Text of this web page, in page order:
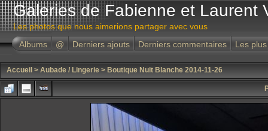
Galeries de Fabienne et Laurent
Les photos que nous aimerions partager avec vous
Albums
@ Derniers ajouts Derniers commentaires Les
Accueil > Aubade / Lingerie > Boutique Nuit Blanche 2014-11-26